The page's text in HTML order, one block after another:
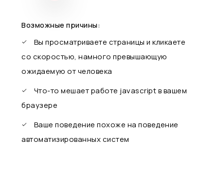
Возможные причины:
Вы просматриваете страницы и кликаете
со скоростью, намного превышающую
ожидаемую от человека
Что-то мешает работе javascript в вашем
браузере
Ваше поведение похоже на поведение
автоматизированных систем